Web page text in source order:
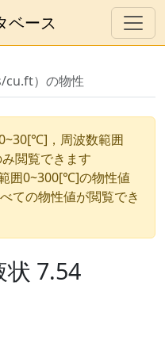
ベース
cu.ft）の物性
，周波数範囲
閲覧できます
囲0~300[℃]の物性値
ての物性値が閲覧でき
7.54